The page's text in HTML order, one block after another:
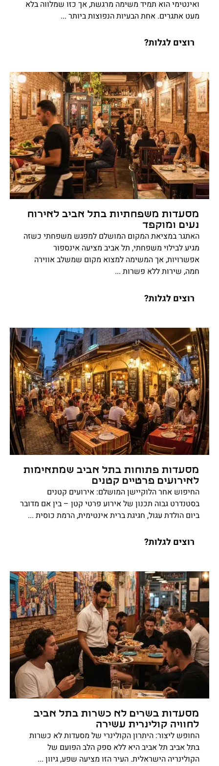
ואינטימי הוא תמיד משימה מרגשת, אך כזו שמלווה בלא
מעט אתגרים. אחת הבעיות הנפוצות ביותר ...
רוצים לגלות?
מסעדות משפחתיות בתל אביב לאירוח
נעים ומוקפד
האתגר במציאת המקום המושלם למפגש משפחתי כשזה
מגיע לבילוי משפחתי, תל אביב מציעה אינספור
אפשרויות, אך המשימה למצוא מקום שמשלב אווירה
חמה, שירות ללא פשרות ...
רוצים לגלות?
מסעדות פתוחות בתל אביב שמתאימות
לאירועים פרטיים קטנים
החיפוש אחר הלוקיישן המושלם: אירועים קטנים
בסטנדרט גבוה תכנון של אירוע פרטי קטן – בין אם מדובר
ביום הולדת עגול, חגיגת ברית אינטימית, הרמת כוסית ...
רוצים לגלות?
מסעדות בשרים לא כשרות בתל אביב
לחוויה קולינרית עשירה
החופש ליצור: היתרון הקולינרי של מסעדות לא כשרות
בתל אביב תל אביב היא ללא ספק הלב הפועם של
הקולינריה הישראלית. העיר הזו מציעה שפע, גיוון ...